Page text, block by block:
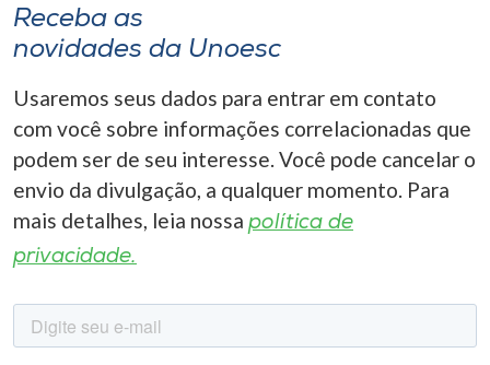
Receba as
novidades da Unoesc
Usaremos seus dados para entrar em contato
com você sobre informações correlacionadas que
podem ser de seu interesse. Você pode cancelar o
envio da divulgação, a qualquer momento. Para
mais detalhes, leia nossa política de
privacidade.